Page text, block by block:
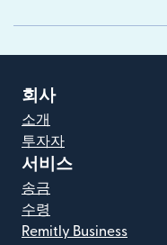
회사
소개
투자자
서비스
송금
수령
Remitly Business